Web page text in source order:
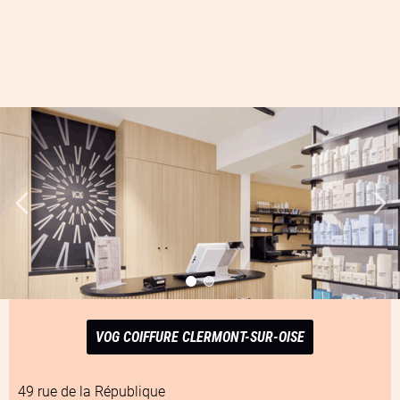
VOG COIFFURE CLERMONT-SUR-OISE
49 rue de la République